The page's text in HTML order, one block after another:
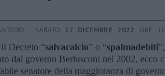
- SABATO 17 DICEMBRE 2022 ORE
Decreto “salvacalcio” o “spalmadebiti”,
dal governo Berlusconi nel 2002, ecco
senatore della maggioranza di